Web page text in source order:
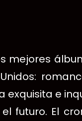
mejores
exquisita e
futuro. El